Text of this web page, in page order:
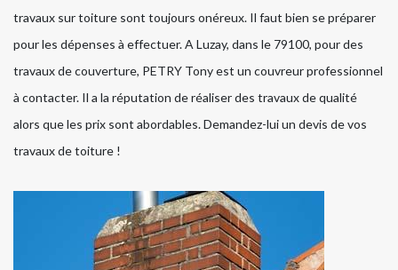
travaux sur toiture sont toujours onéreux. Il faut bien se préparer
pour les dépenses à effectuer. A Luzay, dans le 79100, pour des
travaux de couverture, PETRY Tony est un couvreur professionnel
à contacter. Il a la réputation de réaliser des travaux de qualité
alors que les prix sont abordables. Demandez-lui un devis de vos
travaux de toiture !